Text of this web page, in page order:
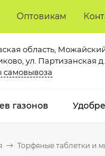
Оптовикам
область, Можайский
ул. Партизанская
самовывоза
газонов
Торфяные таблетки и